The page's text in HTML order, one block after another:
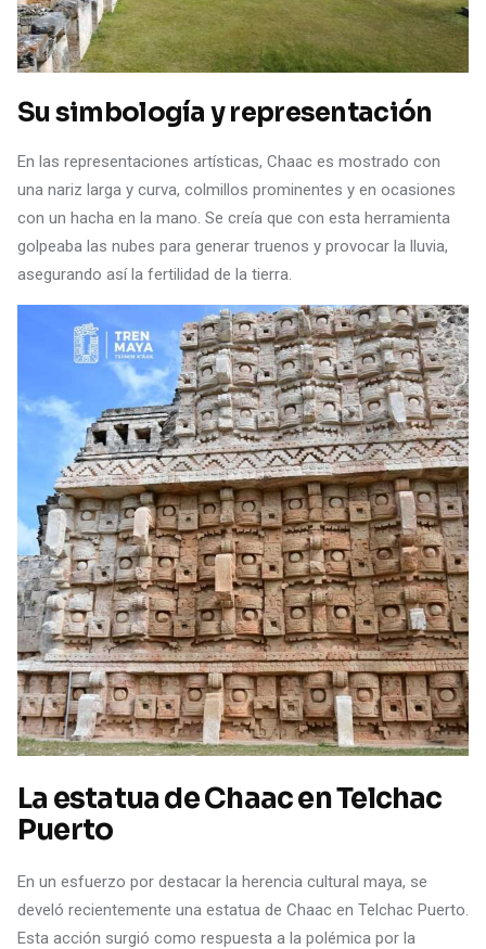
Su simbología y representación
En las representaciones artísticas, Chaac es mostrado con
una nariz larga y curva, colmillos prominentes y en ocasiones
con un hacha en la mano. Se creía que con esta herramienta
golpeaba las nubes para generar truenos y provocar la lluvia,
asegurando así la fertilidad de la tierra.
La estatua de Chaac en Telchac
Puerto
En un esfuerzo por destacar la herencia cultural maya, se
develó recientemente una estatua de Chaac en Telchac Puerto.
Esta acción surgió como respuesta a la polémica por la